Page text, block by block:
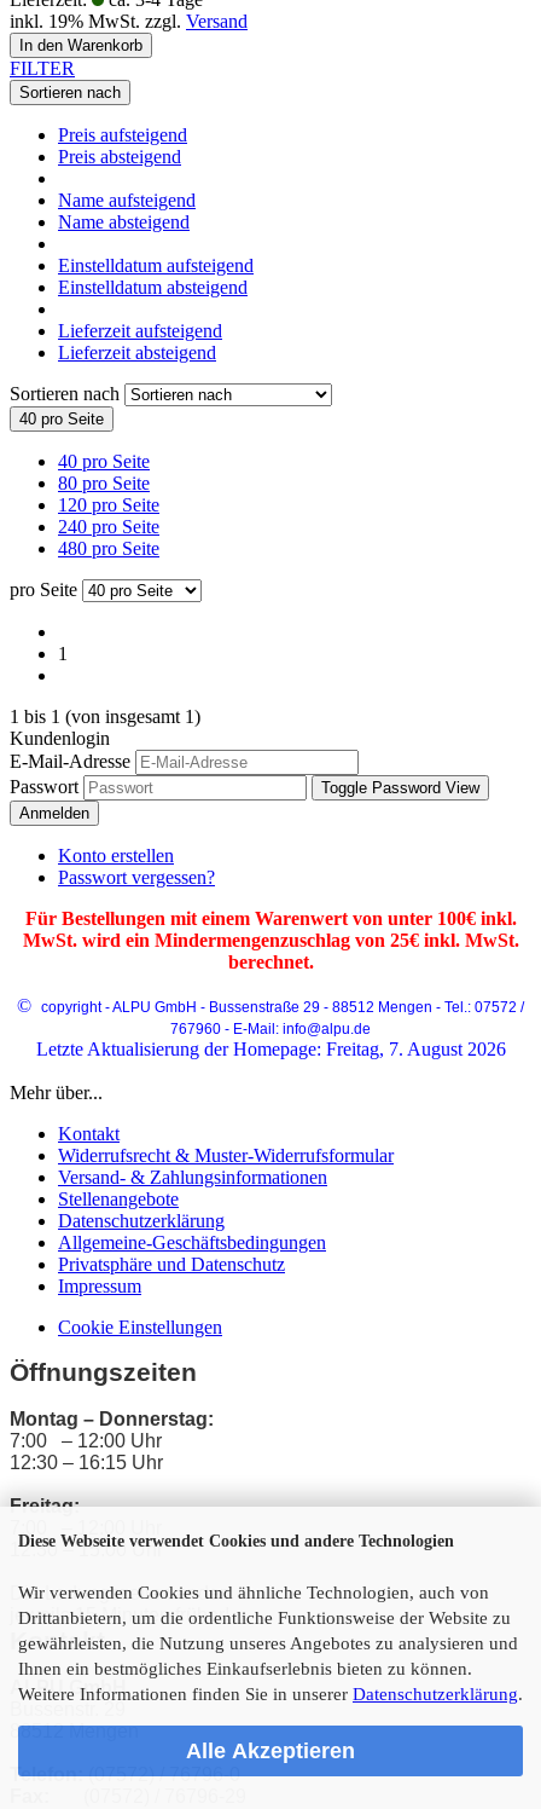
Diese Webseite verwendet Cookies und andere Technologien
Wir verwenden Cookies und ähnliche Technologien, auch von
Drittanbietern, um die ordentliche Funktionsweise der Website zu
gewährleisten, die Nutzung unseres Angebotes zu analysieren und
Ihnen ein bestmögliches Einkaufserlebnis bieten zu können.
Weitere Informationen finden Sie in unserer Datenschutzerklärung.
Alle Akzeptieren
inkl. 19% MwSt. zzgl. Versand
In den Warenkorb
FILTER
Sortieren nach
Preis aufsteigend
Preis absteigend
Name aufsteigend
Name absteigend
Einstelldatum aufsteigend
Einstelldatum absteigend
Lieferzeit aufsteigend
Lieferzeit absteigend
Sortieren nach
40 pro Seite
40 pro Seite
80 pro Seite
120 pro Seite
240 pro Seite
480 pro Seite
pro Seite
1
1 bis 1 (von insgesamt 1)
Kundenlogin
E-Mail-Adresse
Passwort
Toggle Password View
Anmelden
Konto erstellen
Passwort vergessen?
Für Bestellungen mit einem Warenwert von unter 100€ inkl.
MwSt. wird ein Mindermengenzuschlag von 25€ inkl. MwSt.
berechnet.
© copyright - ALPU GmbH - Bussenstraße 29 - 88512 Mengen - Tel.: 07572 /
767960 - E-Mail: info@alpu.de
Letzte Aktualisierung der Homepage: Freitag, 7. August 2026
Mehr über...
Kontakt
Widerrufsrecht & Muster-Widerrufsformular
Versand- & Zahlungsinformationen
Stellenangebote
Datenschutzerklärung
Allgemeine-Geschäftsbedingungen
Privatsphäre und Datenschutz
Impressum
Cookie Einstellungen
Öffnungszeiten
Montag – Donnerstag:
7:00 – 12:00 Uhr
12:30 – 16:15 Uhr
Freitag:
12:30 – 15:00 Uhr
Die Ladungszeiten enden
jeweils 15 Minuten früher!
Kontakt
ALPU GmbH
88512 Mengen
Telefon:(07572) / 76796-0